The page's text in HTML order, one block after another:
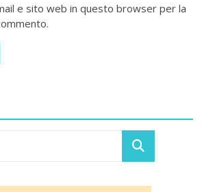
e sito web in questo browser per la